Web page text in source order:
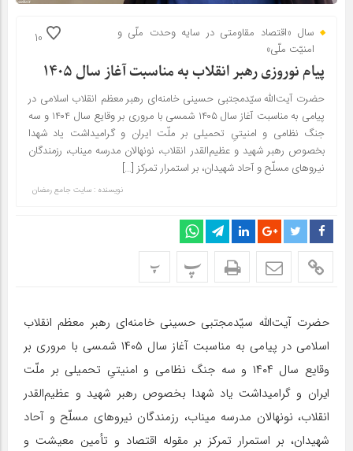
10
سال «اقتصاد مقاومتی در سایه وحدت ملّی و
امنیّت ملّی»
پیام نوروزی رهبر انقلاب به مناسبت آغاز سال ۱۴۰۵
حضرت آیت‌الله سیّدمجتبی حسینی خامنه‌ای رهبر معظم انقلاب اسلامی در
پیامی به مناسبت آغاز سال ۱۴۰۵ شمسی با مروری بر وقایع سال ۱۴۰۴ و سه
جنگ نظامی و امنیتیِ تحمیلی بر ملّت ایران و گرامیداشت یاد شهدا
بخصوص رهبر شهید و عظیم‌القدر انقلاب، نونهالان مدرسه میناب، رزمندگان
نیروهای مسلّح و آحاد شهیدان، بر استمرار تمرکز […]
نویسنده : سایت جامع رمضان
پ پ
حضرت آیت‌الله سیّدمجتبی حسینی خامنه‌ای رهبر معظم انقلاب
اسلامی در پیامی به مناسبت آغاز سال ۱۴۰۵ شمسی با مروری بر
وقایع سال ۱۴۰۴ و سه جنگ نظامی و امنیتیِ تحمیلی بر ملّت
ایران و گرامیداشت یاد شهدا بخصوص رهبر شهید و عظیم‌القدر
انقلاب، نونهالان مدرسه میناب، رزمندگان نیروهای مسلّح و آحاد
شهیدان، بر استمرار تمرکز بر مقوله اقتصاد و تأمین معیشت و